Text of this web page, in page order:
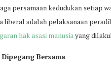
persamaan kedudukan setiap
liberal adalah pelaksanaan
hak asasi manusiayang
Bersama